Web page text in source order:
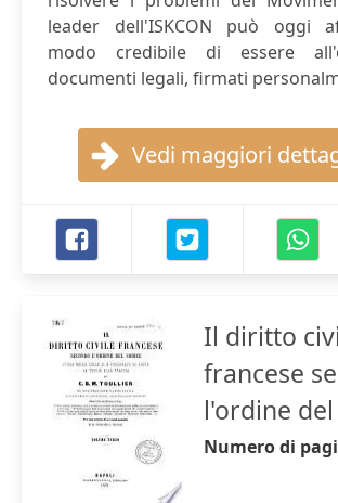
leader dell'ISKCON può oggi
modo credibile di essere
documenti legali, firmati
Vedi maggiori
Il diritto
francese
l'ordine
Numero di